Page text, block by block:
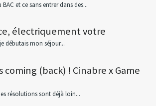
et ce sans entrer dans des...
électriquement votre
débutais mon séjour...
coming (back) ! Cinabre x Game
résolutions sont déjà loin...